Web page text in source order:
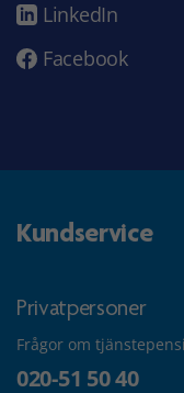
LinkedIn
Facebook
Kundservice
Privatpersoner
Frågor om
020-51 50 40